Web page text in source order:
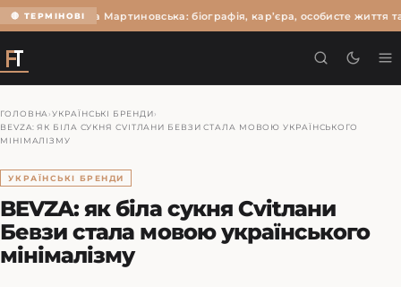
🔴 ТЕРМІНОВІОльга Мартиновська: біографія, кар’єра, особисте життя
ГОЛОВНА ›УКРАЇНСЬКІ БРЕНДИ›
BEVZA: ЯК БІЛА СУКНЯ СVITЛАНИ БЕВЗИ СТАЛА МОВОЮ УКРАЇНСЬКОГО
МІНІМАЛІЗМУ
УКРАЇНСЬКІ БРЕНДИ
BEVZA: як біла сукня Сvitлани
Бевзи стала мовою українського
мінімалізму